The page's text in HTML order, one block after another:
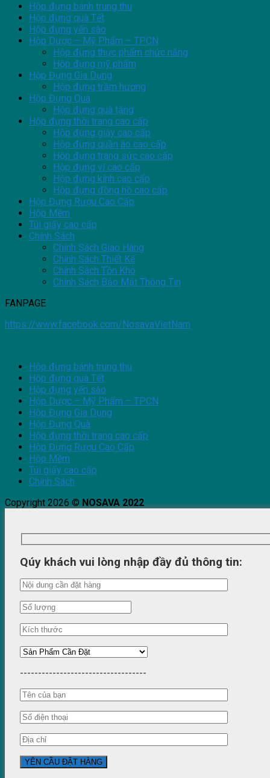
Hộp đựng bánh trung thu
Hộp đựng quà Tết
Hộp đựng yến sào
Hộp Dược – Mỹ Phẩm – TPCN
Hộp đựng thực phẩm chức năng
Hộp đựng mỹ phẩm
Hộp Đựng Gia Dụng
Hộp đựng trầm hương
Hộp Đựng Quà
Hộp đựng quà tặng
Hộp đựng thời trang cao cấp
Hộp đựng giày cao cấp
Hộp đựng quần áo cao cấp
Hộp đựng trang sức cao cấp
Hộp đựng ví cao cấp
Hộp đựng kính cao cấp
Hộp đựng đồng hồ cao cấp
Hộp Đựng Rượu Cao Cấp
Hộp Mềm
Túi giấy cao cấp
Chính Sách
Chính Sách Giao Hàng
Chính Sách Thiết Kế
Chính Sách Tồn Kho
Chính Sách Bảo Mật Thông Tin
FANPAGE
https://www.facebook.com/NosavaVietNam
Hộp đựng bánh trung thu
Hộp đựng quà Tết
Hộp đựng yến sào
Hộp Dược – Mỹ Phẩm – TPCN
Hộp Đựng Gia Dụng
Hộp Đựng Quà
Hộp đựng thời trang cao cấp
Hộp Đựng Rượu Cao Cấp
Hộp Mềm
Túi giấy cao cấp
Chính Sách
Copyright 2026 ©NOSAVA 2022
Qúy khách vui lòng nhập đầy đủ thông tin:
-----------------------------------